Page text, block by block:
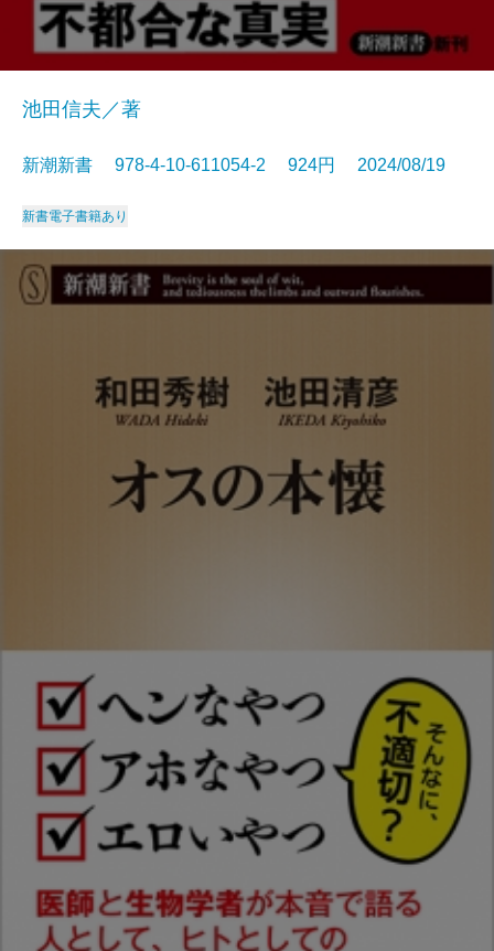
池田信夫／著
新潮新書 978-4-10-611054-2 924円 2024/08/19
新書電子書籍あり